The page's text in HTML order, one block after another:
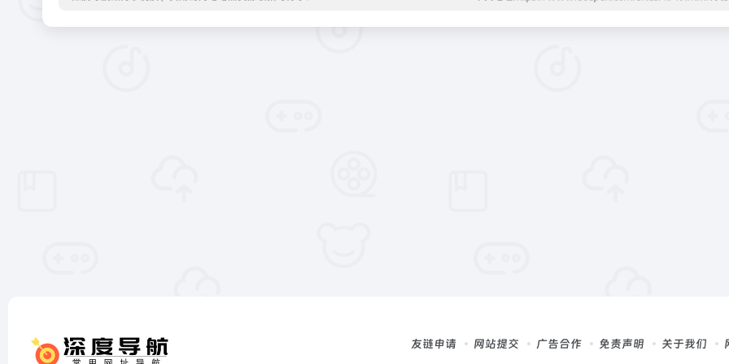
友链申请 网站提交 广告合作 免责声明 关于我们